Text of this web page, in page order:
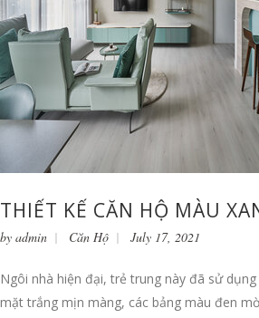
THIẾT KẾ CĂN HỘ MÀU
by admin Căn Hộ July 17, 2021
Ngôi nhà hiện đại, trẻ trung này đã sử
mặt trắng mịn màng, các bảng màu đen